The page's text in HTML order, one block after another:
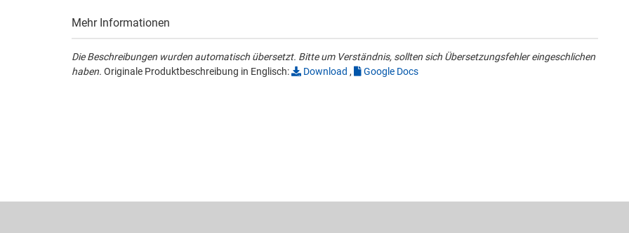
Mehr Informationen
Die Beschreibungen wurden automatisch übersetzt. Bitte um Verständnis, sollten sich Übersetzungsfehler eingeschlichen
haben. Originale Produktbeschreibung in Englisch: Download , Google Docs